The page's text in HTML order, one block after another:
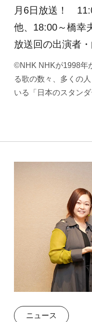
月6日放送！
他、18:00～橋
放送回の出演者
©NHK NHKが1998年
る歌の数々、多くの
いる「日本のスタン
ニュース